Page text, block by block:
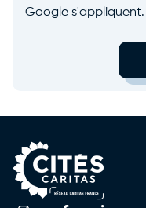
Google s'appliquent.